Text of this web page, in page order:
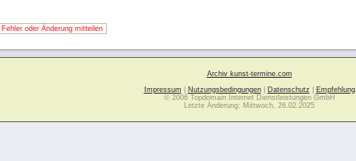
Fehler oder Änderung mitteilen
Archiv kunst-termine.com
Impressum
Nutzungsbedingungen| Datenschutz
Empfehlung
© 2006 Topdomain Internet Dienstleistungen GmbH
Letzte Änderung: Mittwoch, 26.02.2025